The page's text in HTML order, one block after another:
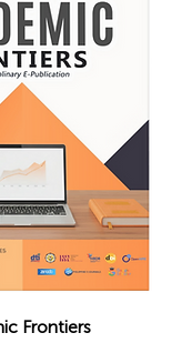
Frontiers